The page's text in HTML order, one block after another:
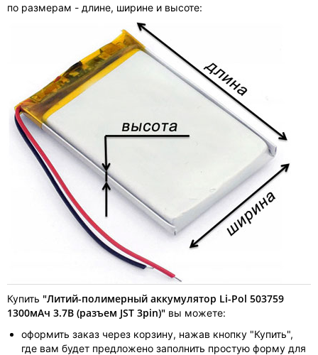
по размерам - длине, ширине и высоте:
Купить "Литий-полимерный аккумулятор Li-Pol 503759
1300мАч 3.7В (разъем JST 3pin)" вы можете:
оформить заказ через корзину, нажав кнопку "Купить",
где вам будет предложено заполнить простую форму для